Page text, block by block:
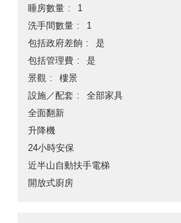
睡房數量
1
洗手間數量
1
包括政府差餉
是
包括管理費
是
景觀
樓景
設施／配套
全部家具
全面翻新
升降機
24小時安保
近半山自動扶手電梯
開放式廚房